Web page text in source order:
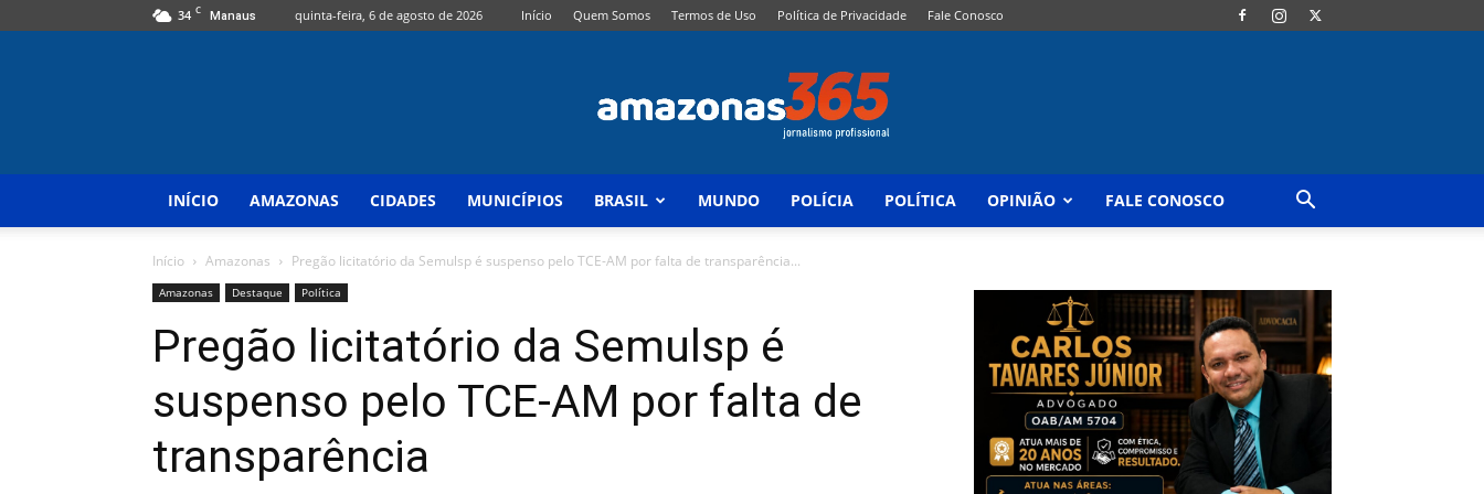
34 C Manaus quinta-feira, 6 de agosto de 2026 Início Quem Somos Termos de Uso Política de Privacidade Fale Conosco
365
INÍCIO AMAZONAS CIDADES MUNICÍPIOS BRASIL MUNDO POLÍCIA POLÍTICA OPINIÃO FALE CONOSCO
Início Amazonas Pregão licitatório da Semulsp é suspenso pelo TCE-AM por falta de transparência...
Amazonas Destaque Política
Pregão licitatório da Semulsp é
suspenso pelo TCE-AM por falta de
transparência